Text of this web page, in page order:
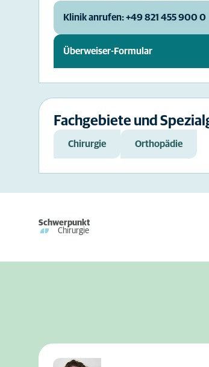
Klinik anrufen: +49 821 455 900 0
Überweiser-Formular
Fachgebiete und
Chirurgie Orthopädie
Schwerpunkt
Chirurgie